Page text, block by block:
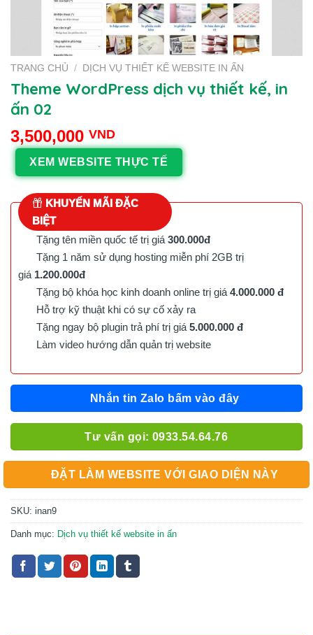
TRANG CHỦ / DỊCH VỤ THIẾT KẾ WEBSITE IN ẤN
Theme WordPress dịch vụ thiết kế, in
ấn 02
3,500,000 VND
XEM WEBSITE THỰC TẾ
KHUYẾN MÃI ĐẶC
BIỆT
Tặng tên miền quốc tế trị giá 300.000đ
Tặng 1 năm sử dụng hosting miễn phí 2GB trị
giá 1.200.000đ
Tặng bộ khóa học kinh doanh online trị giá 4.000.000 đ
Hỗ trợ kỹ thuật khi có sự cố xảy ra
Tặng ngay bộ plugin trả phí trị giá 5.000.000 đ
Làm video hướng dẫn quản trị website
Nhắn tin Zalo bấm vào đây
Tư vấn gọi: 0933.54.64.76
ĐẶT LÀM WEBSITE VỚI GIAO DIỆN NÀY
SKU: inan9
Danh mục: Dịch vụ thiết kế website in ấn